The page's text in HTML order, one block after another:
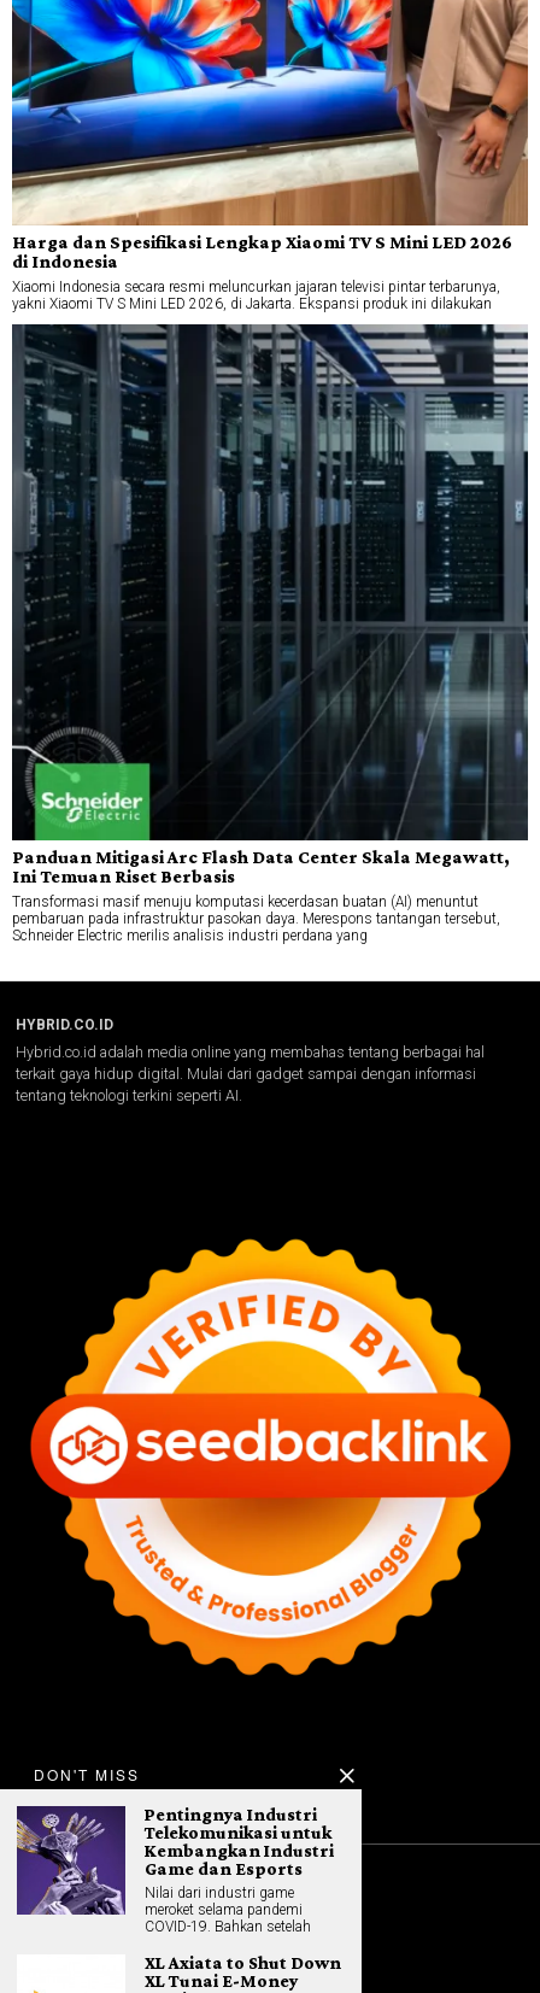
Harga dan Spesifikasi Lengkap Xiaomi TV S Mini LED 2026
di Indonesia
Xiaomi Indonesia secara resmi meluncurkan jajaran televisi pintar terbarunya,
yakni Xiaomi TV S Mini LED 2026, di Jakarta. Ekspansi produk ini dilakukan
Panduan Mitigasi Arc Flash Data Center Skala Megawatt,
Ini Temuan Riset Berbasis
Transformasi masif menuju komputasi kecerdasan buatan (AI) menuntut
pembaruan pada infrastruktur pasokan daya. Merespons tantangan tersebut,
Schneider Electric merilis analisis industri perdana yang
HYBRID.CO.ID
Hybrid.co.id adalah media online yang membahas tentang berbagai hal
terkait gaya hidup digital. Mulai dari gadget sampai dengan informasi
tentang teknologi terkini seperti AI.
©2026All rights reserved. Hybrid.co.id
DON'T MISS
Pentingnya Industri
Telekomunikasi untuk
Kembangkan Industri
Game dan Esports
Nilai dari industri game
meroket selama pandemi
COVID-19. Bahkan setelah
XL Axiata to Shut Down
XL Tunai E-Money